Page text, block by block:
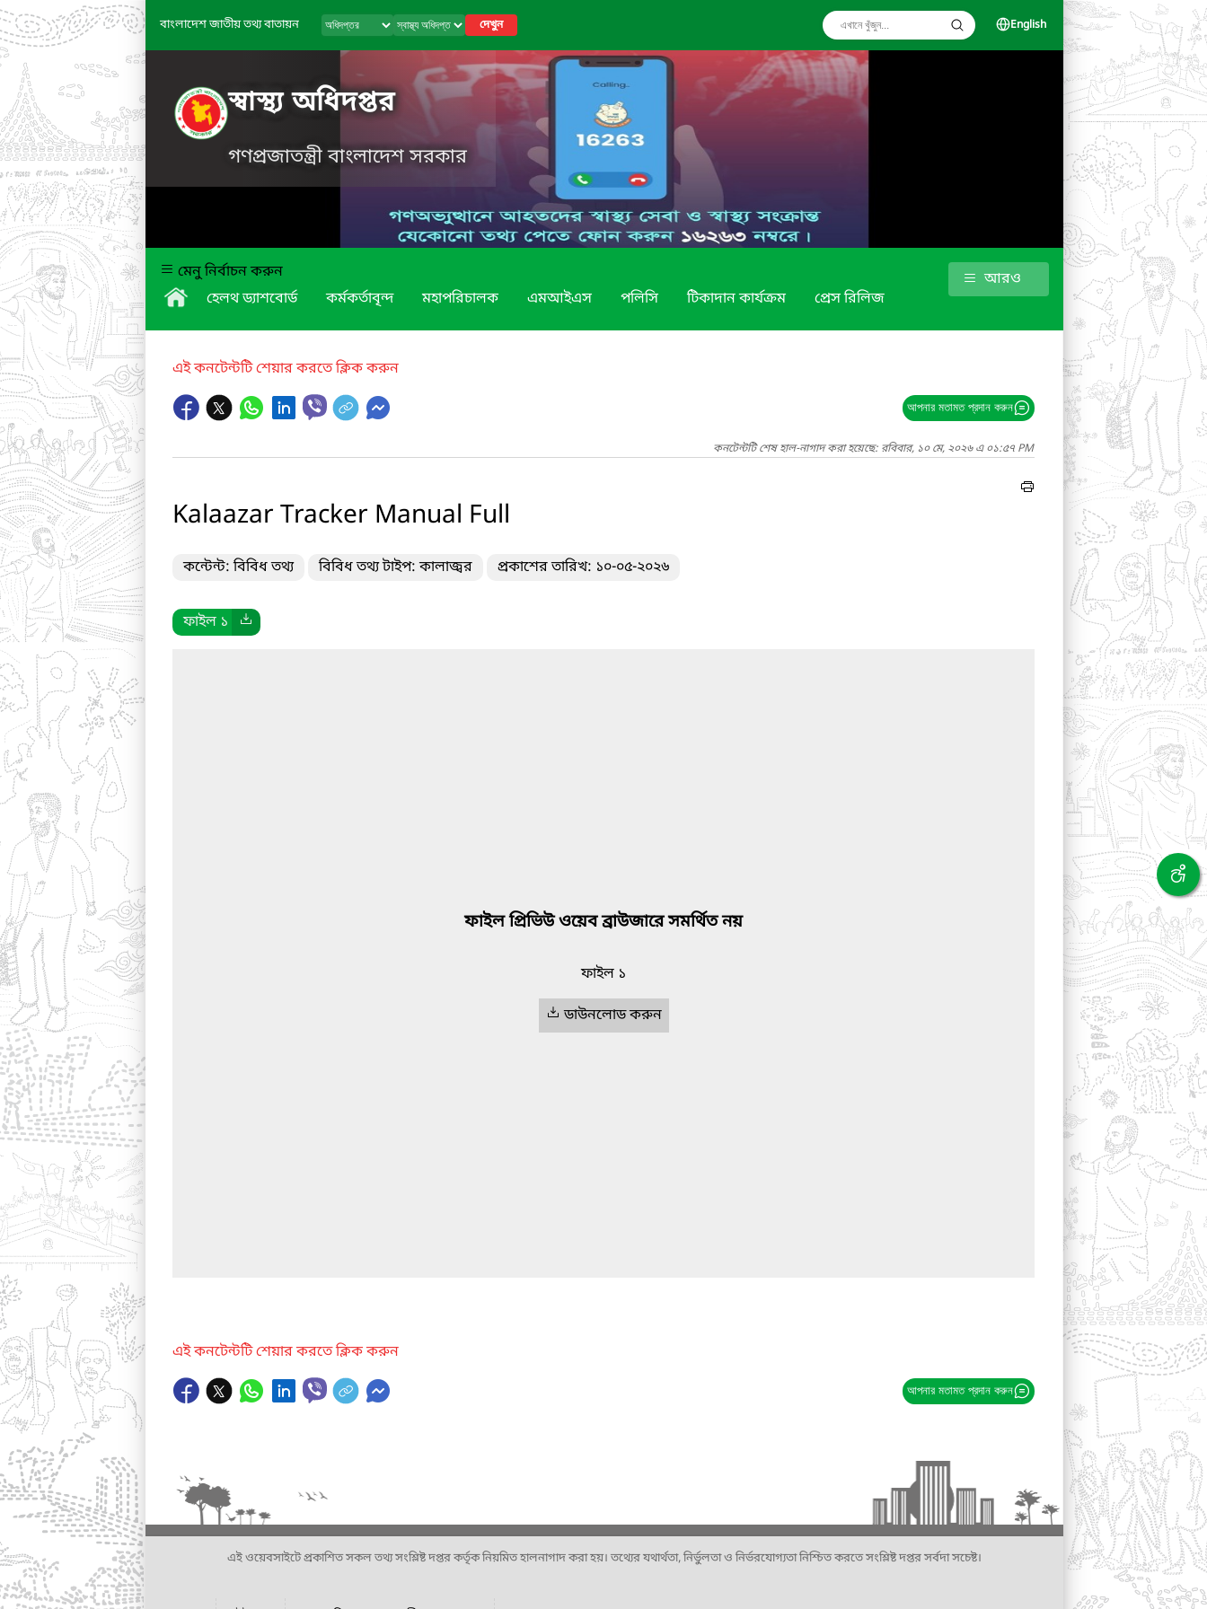
বাংলাদেশ জাতীয় তথ্য বাতায়ন দেখুন English
স্বাস্থ্য অধিদপ্তর
গণপ্রজাতন্ত্রী বাংলাদেশ সরকার
মেনু নির্বাচন করুন
হেলথ ড্যাশবোর্ড
কর্মকর্তাবৃন্দ মহাপরিচালক এমআইএস পলিসি টিকাদান কার্যক্রম প্রেস রিলিজ
আরও
এই কনটেন্টটি শেয়ার করতে ক্লিক করুন
আপনার মতামত প্রদান করুন
কনটেন্টটি শেষ হাল-নাগাদ করা হয়েছে: রবিবার, ১০ মে, ২০২৬ এ ০১:৫৭ PM
Kalaazar Tracker Manual Full
কন্টেন্ট: বিবিধ তথ্য বিবিধ তথ্য টাইপ: কালাজ্বর প্রকাশের তারিখ: ১০-০৫-২০২৬
ফাইল ১
ফাইল প্রিভিউ ওয়েব ব্রাউজারে সমর্থিত নয়
ফাইল ১
ডাউনলোড করুন
এই কনটেন্টটি শেয়ার করতে ক্লিক করুন
আপনার মতামত প্রদান করুন
এই ওয়েবসাইটে প্রকাশিত সকল তথ্য সংশ্লিষ্ট দপ্তর কর্তৃক নিয়মিত হালনাগাদ করা হয়। তথ্যের যথার্থতা, নির্ভুলতা ও নির্ভরযোগ্যতা নিশ্চিত করতে সংশ্লিষ্ট দপ্তর সর্বদা সচেষ্ট।